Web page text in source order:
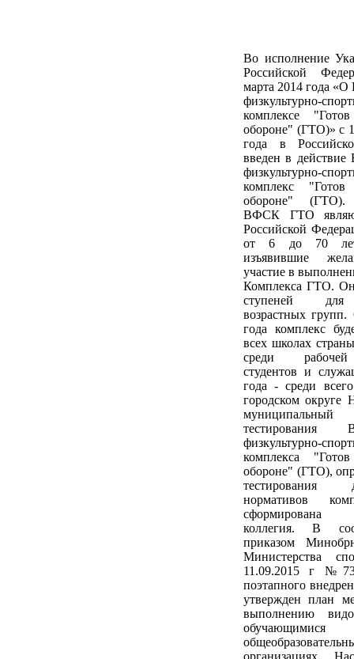
Во исполнение
Российской
марта 2014 года «О
физкультурно-
комплексе
обороне" (ГТО)» с 1
года в
введен в действие
физкультурно-
комплекс
обороне" (ГТО).
ВФСК ГТО
Российской
от 6 до 70
изъявившие
участие в
Комплекса ГТО. Он
ступеней для
возрастных
года комплекс
всех школах
среди
студентов и
года - среди
городском округе
тестирования
физкультурно-
комплекса
обороне" (ГТО),
нормативов
коллегия. В
приказом
Министерства
11.09.2015 г
поэтапного
утвержден план
выполнению
организациях.